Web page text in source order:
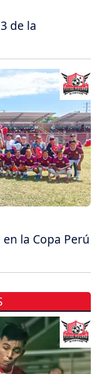
de la
la Copa Perú